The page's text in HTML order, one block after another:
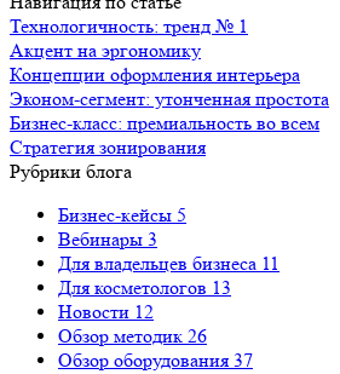
Технологичность: тренд № 1
Акцент на эргономику
Концепции оформления интерьера
Эконом-сегмент: утонченная простота
Бизнес-класс: премиальность во всем
Стратегия зонирования
Рубрики блога
Бизнес-кейсы 5
Вебинары 3
Для владельцев бизнеса 11
Для косметологов 13
Новости 12
Обзор методик 26
Обзор оборудования 37